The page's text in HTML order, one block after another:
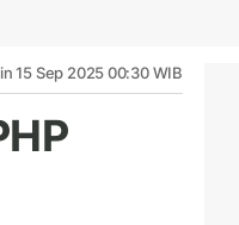
15 Sep 2025 00:30 WIB